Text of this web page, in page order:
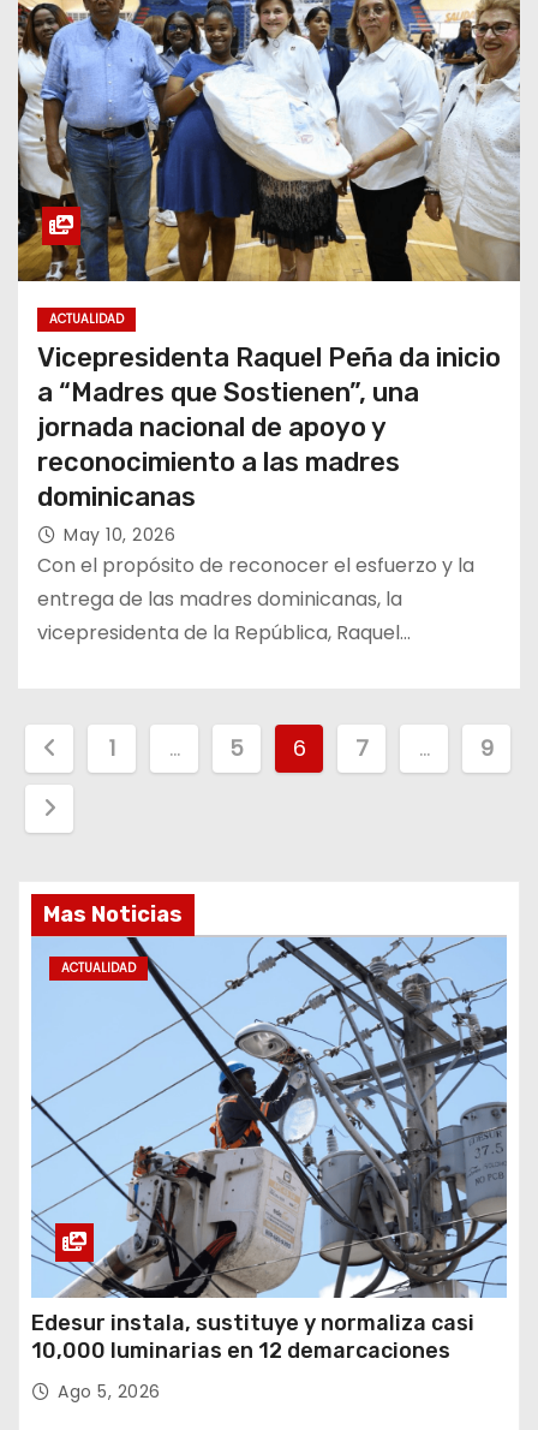
ACTUALIDAD
Vicepresidenta Raquel Peña da inicio
a “Madres que Sostienen”, una
jornada nacional de apoyo y
reconocimiento a las madres
dominicanas
May 10, 2026
Con el propósito de reconocer el esfuerzo y la
entrega de las madres dominicanas, la
vicepresidenta de la República, Raquel…
a
n
ó
n
d
e
e
n
1 … 5 6 7 … 9
Mas Noticias
ACTUALIDAD
Edesur instala, sustituye y normaliza casi
10,000 luminarias en 12 demarcaciones
Ago 5, 2026